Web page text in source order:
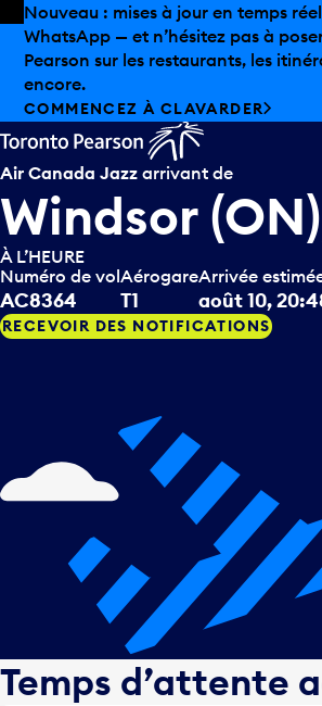
Skip to offers
Passer au contenu principal
Nouveau : mises à jour en temps
WhatsApp — et n’hésitez pas à
Pearson sur les restaurants, les
encore.
COMMENCEZ À CLAVARDER
Air Canada Jazz arrivant de
Windsor
À L’HEURE
Numéro de vol
AC8364
Aérogare
T1
Arrivée
août 10,
RECEVOIR DES NOTIFICATIONS
Temps d’attente